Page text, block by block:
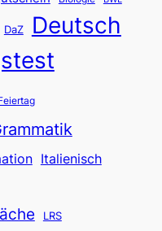
DaZ Deutsch
Italienisch
LRS